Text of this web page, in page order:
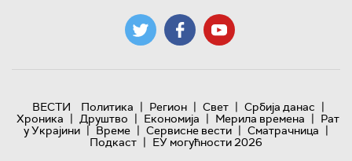
ВЕСТИ Политика | Регион | Свет | Србија данас |
Хроника | Друштво | Економија | Мерила времена | Рат
у Украјини | Време | Сервисне вести | Сматрачница |
Подкаст | ЕУ могућности 2026